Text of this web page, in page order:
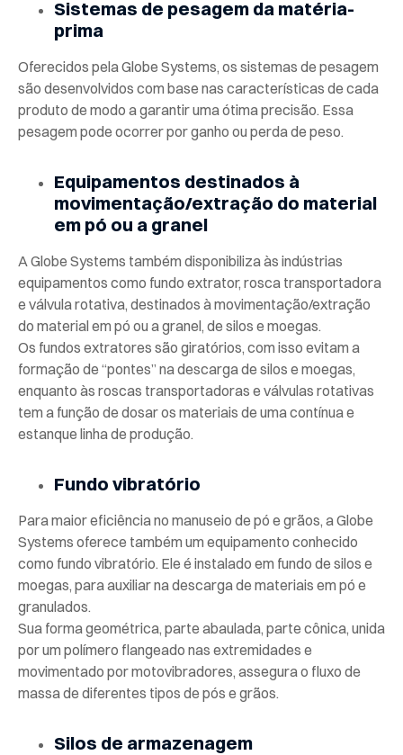
Sistemas de pesagem da matéria-
prima
Oferecidos pela Globe Systems, os sistemas de pesagem
são desenvolvidos com base nas características de cada
produto de modo a garantir uma ótima precisão. Essa
pesagem pode ocorrer por ganho ou perda de peso.
Equipamentos destinados à
movimentação/extração do material
em pó ou a granel
A Globe Systems também disponibiliza às indústrias
equipamentos como fundo extrator, rosca transportadora
e válvula rotativa, destinados à movimentação/extração
do material em pó ou a granel, de silos e moegas.
Os fundos extratores são giratórios, com isso evitam a
formação de “pontes” na descarga de silos e moegas,
enquanto às roscas transportadoras e válvulas rotativas
tem a função de dosar os materiais de uma contínua e
estanque linha de produção.
Fundo vibratório
Para maior eficiência no manuseio de pó e grãos, a Globe
Systems oferece também um equipamento conhecido
como fundo vibratório. Ele é instalado em fundo de silos e
moegas, para auxiliar na descarga de materiais em pó e
granulados.
Sua forma geométrica, parte abaulada, parte cônica, unida
por um polímero flangeado nas extremidades e
movimentado por motovibradores, assegura o fluxo de
massa de diferentes tipos de pós e grãos.
Silos de armazenagem